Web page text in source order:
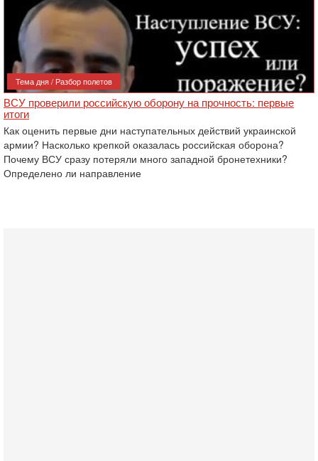
Тема дня / Разбор полетов
ВСУ проверили российскую оборону на прочность: первые
итоги
Как оценить первые дни наступательных действий украинской
армии? Насколько крепкой оказалась российская оборона?
Почему ВСУ сразу потеряли много западной бронетехники?
Определено ли направление